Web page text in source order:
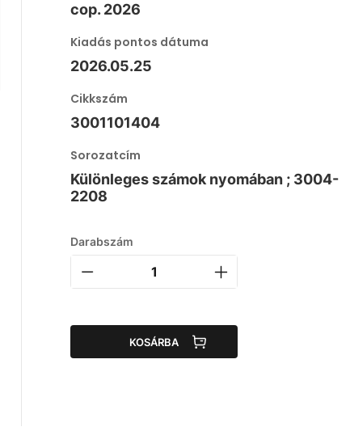
cop. 2026
Kiadás pontos dátuma
2026.05.25
Cikkszám
3001101404
Sorozatcím
Különleges számok nyomában ; 3004-
2208
Darabszám
KOSÁRBA